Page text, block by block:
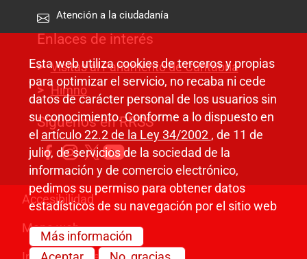
Atención a la ciudadanía
Enlaces de interés
Visitas al Parlamento de Cantabria
Himno
Síguenos en RRSS
Pie de página
Accesibilidad
Mapa web
Esta web utiliza cookies de terceros y propias
para optimizar el servicio, no recaba ni cede
datos de carácter personal de los usuarios sin
su conocimiento. Conforme a lo dispuesto en
el artículo 22.2 de la Ley 34/2002 , de 11 de
julio, de servicios de la sociedad de la
información y de comercio electrónico,
pedimos su permiso para obtener datos
estadísticos de su navegación por el sitio web
Más información